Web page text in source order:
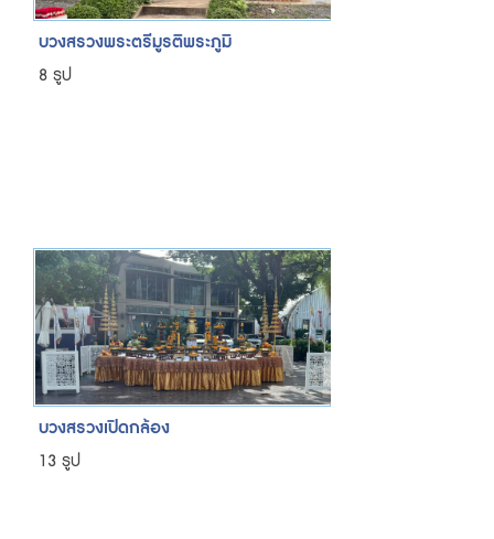
บวงสรวงพระตรีมูรติพระภูมิ
8 รูป
บวงสรวงเปิดกล้อง
13 รูป